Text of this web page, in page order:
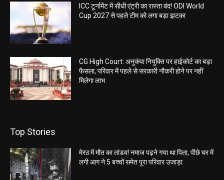
ICC टूर्नामेंट में सीधी एंट्री का रास्ता बंद! ODI World
Cup 2027 से पहले टीम को लगा बड़ा झटका
CG High Court: अनुकंपा नियुक्ति पर हाईकोर्ट का बड़ा
फैसला, परिवार में पहले से सरकारी नौकरी होने पर नहीं
मिलेगा लाभ
Top Stories
मेरठ में मौत का तांडव! नमाज पढ़ने गया था पिता, पीछे घर में
लगी आग ने 5 बच्चों समेत पूरा परिवार उजाड़ा